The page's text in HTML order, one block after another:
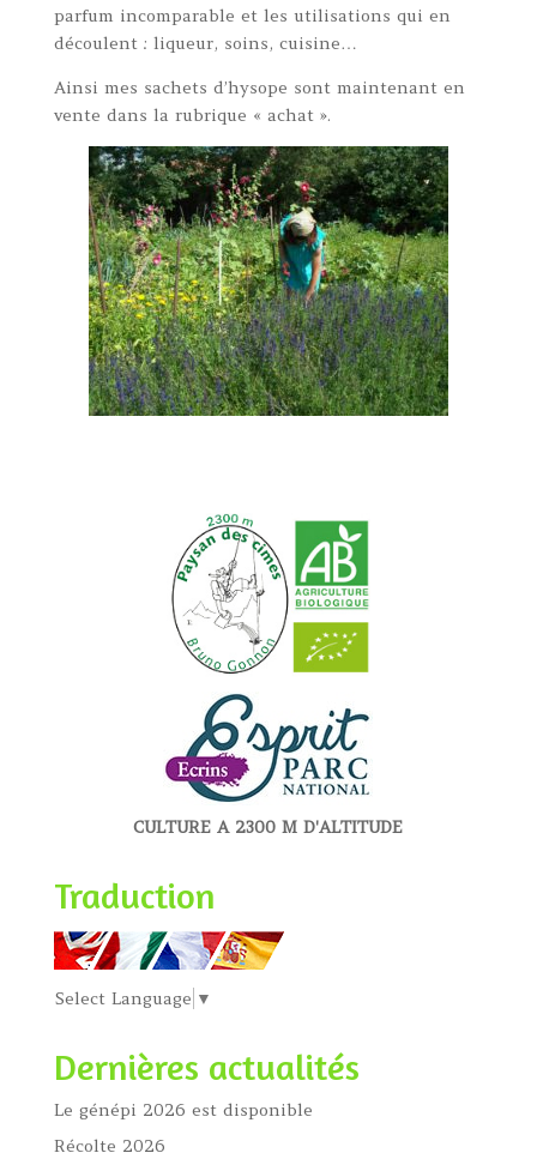
parfum incomparable et les utilisations qui en
découlent : liqueur, soins, cuisine…
Ainsi mes sachets d’hysope sont maintenant en
vente dans la rubrique « achat ».
CULTURE A 2300 M D'ALTITUDE
Traduction
Select Language ▼
Dernières actualités
Le génépi 2026 est disponible
Récolte 2026